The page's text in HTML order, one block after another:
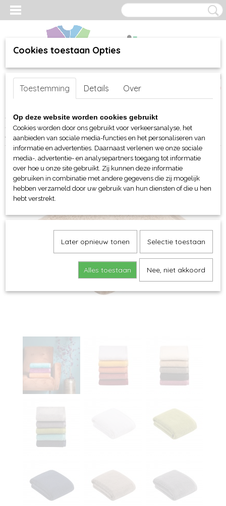
Inloggen Registreren
(0)
Home >webshop>Bed-, Bad-, Keuken en Tafellinnen
Handdoeken en Strandlakens> Vossen Vegan Life 1180xxx in 6
maten en washandje
Cookies toestaan Opties
Toestemming Details Over
Op deze website worden cookies gebruikt
Cookies worden door ons gebruikt voor verkeersanalyse, het
aanbieden van sociale media-functies en het personaliseren van
informatie en advertenties. Daarnaast verlenen we onze sociale
media-, advertentie- en analysepartners toegang tot informatie
over hoe u onze site gebruikt. Zij kunnen deze informatie
gebruiken in combinatie met andere gegevens die zij mogelijk
hebben verzameld door uw gebruik van hun diensten of die u hen
hebt verstrekt.
Later opnieuw tonen Selectie toestaan
Alles toestaan Nee, niet akkoord